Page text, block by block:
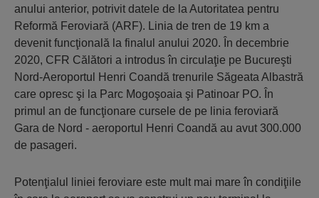
anului anterior, potrivit datele de la Autoritatea pentru
Reformă Feroviară (ARF). Linia de tren de 19 km a
devenit funcţională la finalul anului 2020. În decembrie
2020, CFR Călători a introdus în circulaţie pe Bucureşti
Nord-Aeroportul Henri Coandă trenurile Săgeata Albastră
care opresc şi la Parc Mogoşoaia şi Patinoar PO. În
primul an de funcţionare cursele de pe linia feroviară
Gara de Nord - aeroportul Henri Coandă au avut 300.000
de pasageri.
Potenţialul liniei feroviare este mult mai mare în condiţiile